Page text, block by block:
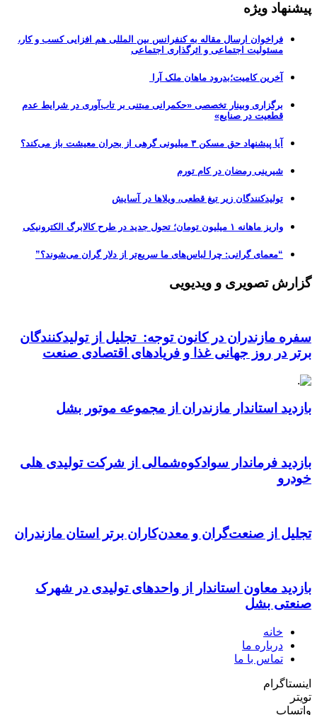
پیشنهاد ویژه
فراخوان ارسال مقاله به کنفرانس بین المللی هم افزایی کسب و کار،
مسئولیت اجتماعی و اثرگذاری اجتماعی
آخرین کامیت؛بدرود ماهان ملک آرا
برگزاری وبینار تخصصی «حکمرانی مبتنی بر تاب‌آوری در شرایط عدم
قطعیت در صنایع»
آیا پیشنهاد حق مسکن ۳ میلیونی گرهی از بحران معیشت باز می‌کند؟
شیرینی رمضان در کام تورم
تولیدکنندگان زیر تیغ قطعی، ویلاها در آسایش
واریز ماهانه ۱ میلیون تومان؛ تحول جدید در طرح کالابرگ الکترونیکی
“معمای گرانی: چرا لباس‌های ما سریع‌تر از دلار گران می‌شوند؟”
گزارش تصویری و ویدیویی
سفره مازندران در کانون توجه: تجلیل از تولیدکنندگان
برتر در روز جهانی غذا و فریادهای اقتصادی صنعت
بازدید استاندار مازندران از مجموعه موتور بشل
بازدید فرماندار سوادکوه‌شمالی از شرکت تولیدی هلی
خودرو
تجلیل از صنعت‌گران و معدن‌کاران برتر استان مازندران
بازدید معاون استاندار از واحدهای تولیدی در شهرک
صنعتی بشل
خانه
درباره ما
تماس با ما
اینستاگرام
تویتر
واتساپ